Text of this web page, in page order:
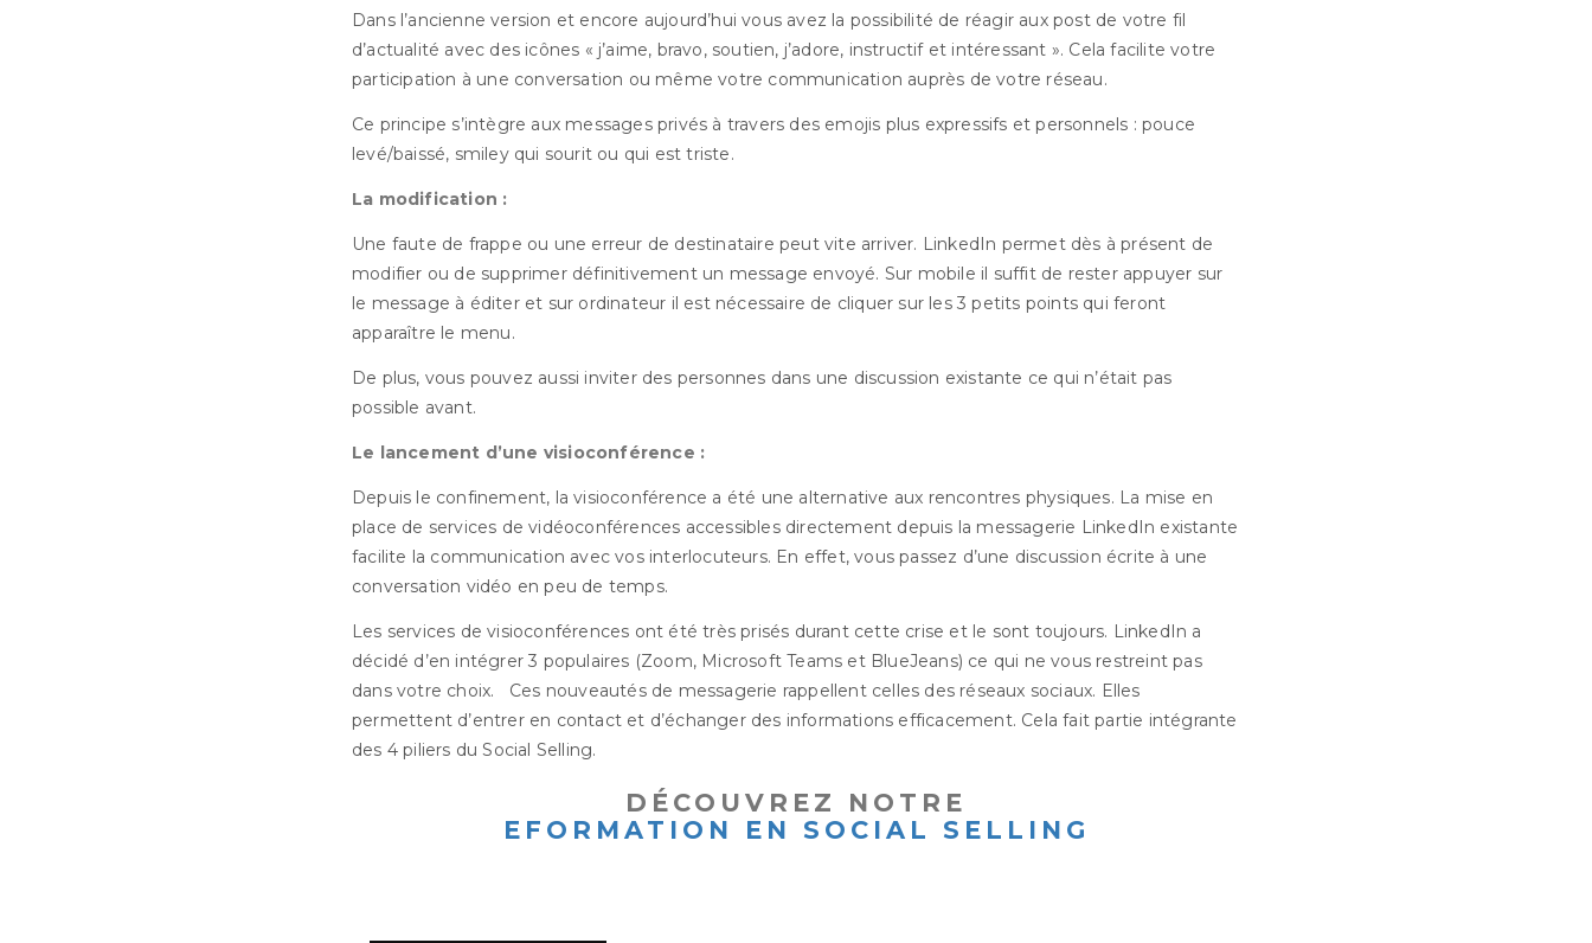
Dans l’ancienne version et encore aujourd’hui vous avez la possibilité de réagir aux post de votre fil
d’actualité avec des icônes « j’aime, bravo, soutien, j’adore, instructif et intéressant ». Cela facilite votre
participation à une conversation ou même votre communication auprès de votre réseau.
Ce principe s’intègre aux messages privés à travers des emojis plus expressifs et personnels : pouce
levé/baissé, smiley qui sourit ou qui est triste.
La modification :
Une faute de frappe ou une erreur de destinataire peut vite arriver. LinkedIn permet dès à présent de
modifier ou de supprimer définitivement un message envoyé. Sur mobile il suffit de rester appuyer sur
le message à éditer et sur ordinateur il est nécessaire de cliquer sur les 3 petits points qui feront
apparaître le menu.
De plus, vous pouvez aussi inviter des personnes dans une discussion existante ce qui n’était pas
possible avant.
Le lancement d’une visioconférence :
Depuis le confinement, la visioconférence a été une alternative aux rencontres physiques. La mise en
place de services de vidéoconférences accessibles directement depuis la messagerie LinkedIn existante
facilite la communication avec vos interlocuteurs. En effet, vous passez d’une discussion écrite à une
conversation vidéo en peu de temps.
Les services de visioconférences ont été très prisés durant cette crise et le sont toujours. LinkedIn a
décidé d’en intégrer 3 populaires (Zoom, Microsoft Teams et BlueJeans) ce qui ne vous restreint pas
dans votre choix. Ces nouveautés de messagerie rappellent celles des réseaux sociaux. Elles
permettent d’entrer en contact et d’échanger des informations efficacement. Cela fait partie intégrante
des 4 piliers du Social Selling.
DÉCOUVREZ NOTRE
EFORMATION EN SOCIAL SELLING